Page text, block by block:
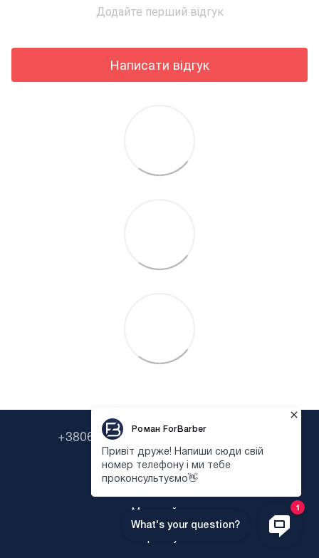
Додайте перший відгук
Написати відгук
+380638322646 +380673954135
Контактна інформація
Повна версія сайту
Мапа сайту